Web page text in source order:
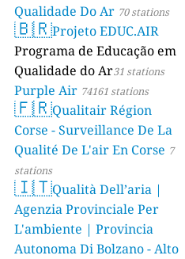
Qualidade Do Ar 70 stations
🇧🇷Projeto EDUC.AIR
Programa de Educação em
Qualidade do Ar31 stations
Purple Air 74161 stations
🇫🇷Qualitair Région
Corse - Surveillance De La
Qualité De L'air En Corse 7
stations
🇮🇹Qualità Dell’aria |
Agenzia Provinciale Per
L'ambiente | Provincia
Autonoma Di Bolzano - Alto